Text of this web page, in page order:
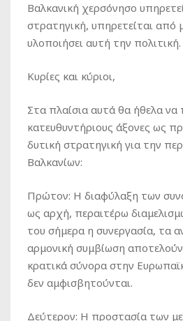
Βαλκανική χερσόνησο
στρατηγική, υπηρετείται από
υλοποιήσει αυτή την πολιτική.
Κυρίες και κύριοι,
Στα πλαίσια αυτά θα ήθελα
κατευθυντήριους άξονες ως
δυτική στρατηγική για την
Βαλκανίων:
Πρώτον: Η διαφύλαξη των
ως αρχή, περαιτέρω
του σήμερα η συνεργασία, τα
αρμονική συμβίωση
κρατικά σύνορα στην
δεν αμφισβητούνται.
Δεύτερον: Η προστασία των